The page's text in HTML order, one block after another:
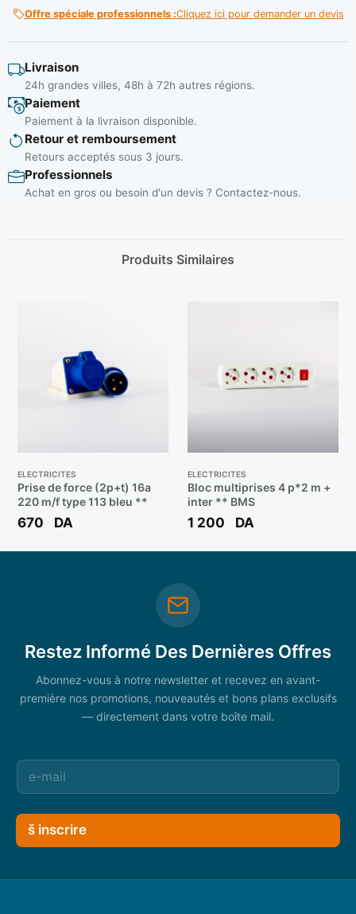
Offre spéciale professionnels :Cliquez ici pour demander un devis
Livraison
24h grandes villes, 48h à 72h autres régions.
Paiement
Paiement à la livraison disponible.
Retour et remboursement
Retours acceptés sous 3 jours.
Professionnels
Achat en gros ou besoin d'un devis ? Contactez-nous.
Produits Similaires
ELECTRICITES
Prise de force (2p+t) 16a
220 m/f type 113 bleu **
670 DA
ELECTRICITES
Bloc multiprises 4 p*2 m +
inter ** BMS
1 200 DA
Restez Informé Des Dernières Offres
Abonnez-vous à notre newsletter et recevez en avant-
première nos promotions, nouveautés et bons plans exclusifs
— directement dans votre boîte mail.
š inscrire